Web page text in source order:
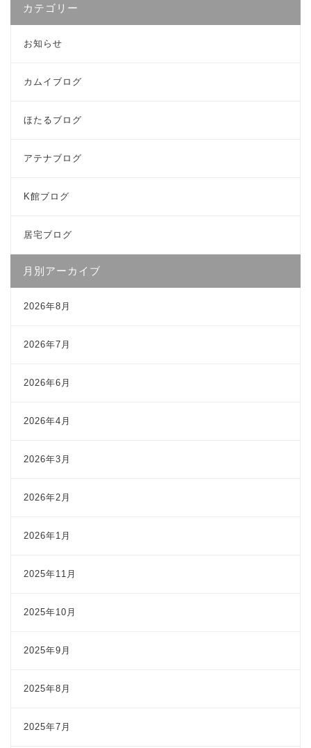
カテゴリー
お知らせ
カムイブログ
ほたるブログ
アテナブログ
K館ブログ
居宅ブログ
月別アーカイブ
2026年8月
2026年7月
2026年6月
2026年4月
2026年3月
2026年2月
2026年1月
2025年11月
2025年10月
2025年9月
2025年8月
2025年7月